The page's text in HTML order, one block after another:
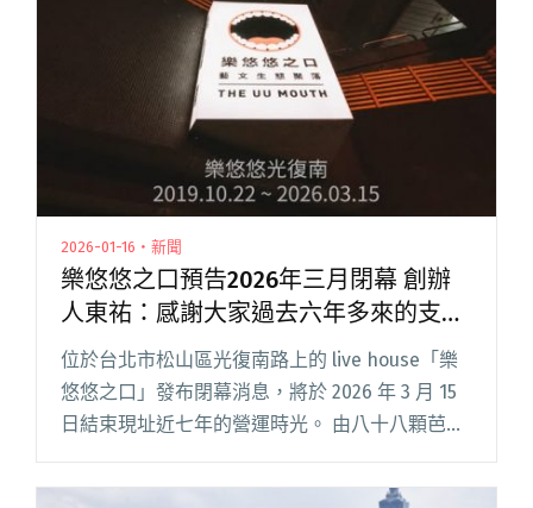
2026-01-16・新聞
樂悠悠之口預告2026年三月閉幕 創辦
人東祐：感謝大家過去六年多來的支
持！
位於台北市松山區光復南路上的 live house「樂
悠悠之口」發布閉幕消息，將於 2026 年 3 月 15
日結束現址近七年的營運時光。 由八十八顆芭樂
籽的鼓手李東祐於 2015 年開始經營，「樂悠悠之
口」原是一間位於民生東路上的複合型閱讀全文